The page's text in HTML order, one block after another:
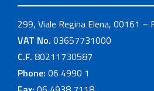
299, Viale Regina Elena, 00161 –
VAT No. 03657731000
C.F. 80211730587
Phone: 06 4990 1